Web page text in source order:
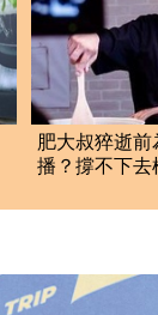
肥大叔猝逝前
播？撐不下